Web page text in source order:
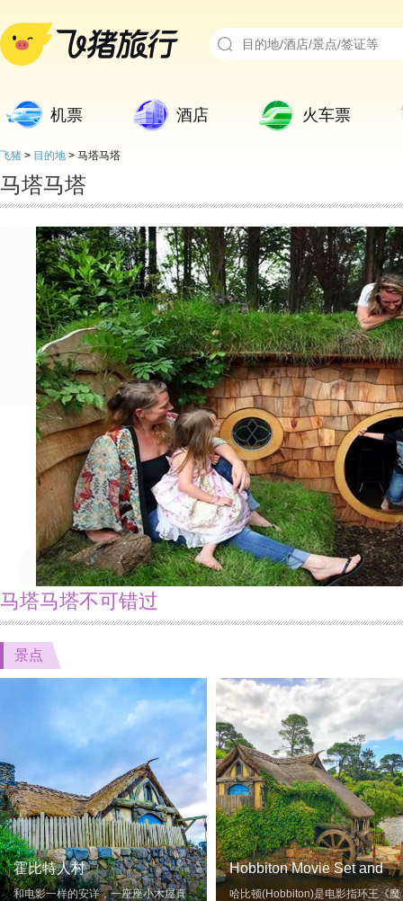
机票 酒店 火车票
飞猪 > 目的地 > 马塔马塔
马塔马塔
马塔马塔不可错过
景点
霍比特人村
和电影一样的安详，一座座小木屋真
Hobbiton Movie Set and
Farm Tours
哈比顿(Hobbiton)是电影指环王《魔